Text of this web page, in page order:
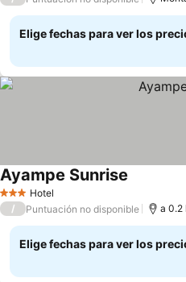
Elige fechas para ver los
3 Estrellas
Hotel
Ayampe Sunrise
/ Puntuación no disponible a 0.2
Elige fechas para ver los